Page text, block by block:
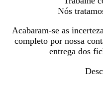
Nós
Acabaram-se as
completo por nossa
entrega dos